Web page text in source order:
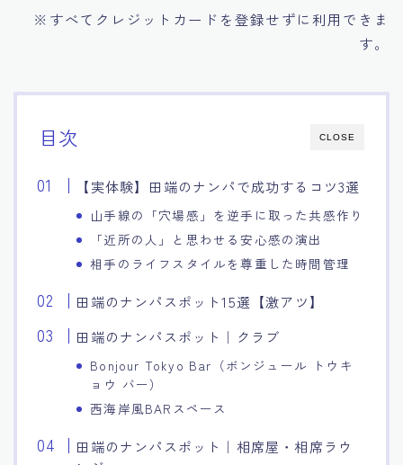
※すべてクレジットカードを登録せずに利用できま
す。
CLOSE
目次
【実体験】田端のナンパで成功するコツ3選
山手線の「穴場感」を逆手に取った共感作り
「近所の人」と思わせる安心感の演出
相手のライフスタイルを尊重した時間管理
田端のナンパスポット15選【激アツ】
田端のナンパスポット｜クラブ
Bonjour Tokyo Bar（ボンジュール トウキ
ョウ バー）
西海岸風BARスペース
田端のナンパスポット｜相席屋・相席ラウ